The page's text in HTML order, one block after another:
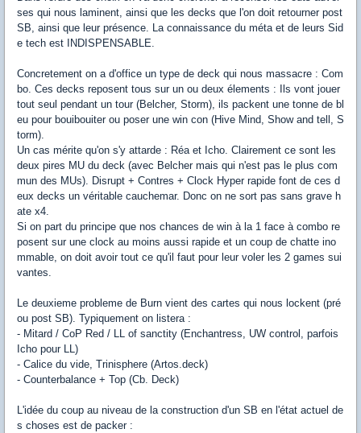
ses qui nous laminent, ainsi que les decks que l'on doit retourner post
SB, ainsi que leur présence. La connaissance du méta et de leurs Sid
e tech est INDISPENSABLE.
Concretement on a d'office un type de deck qui nous massacre : Com
bo. Ces decks reposent tous sur un ou deux élements : Ils vont jouer
tout seul pendant un tour (Belcher, Storm), ils packent une tonne de bl
eu pour bouibouiter ou poser une win con (Hive Mind, Show and tell, S
torm).
Un cas mérite qu'on s'y attarde : Réa et Icho. Clairement ce sont les
deux pires MU du deck (avec Belcher mais qui n'est pas le plus com
mun des MUs). Disrupt + Contres + Clock Hyper rapide font de ces d
eux decks un véritable cauchemar. Donc on ne sort pas sans grave h
ate x4.
Si on part du principe que nos chances de win à la 1 face à combo re
posent sur une clock au moins aussi rapide et un coup de chatte ino
mmable, on doit avoir tout ce qu'il faut pour leur voler les 2 games sui
vantes.
Le deuxieme probleme de Burn vient des cartes qui nous lockent (pré
ou post SB). Typiquement on listera :
- Mitard / CoP Red / LL of sanctity (Enchantress, UW control, parfois
Icho pour LL)
- Calice du vide, Trinisphere (Artos.deck)
- Counterbalance + Top (Cb. Deck)
L'idée du coup au niveau de la construction d'un SB en l'état actuel de
s choses est de packer :